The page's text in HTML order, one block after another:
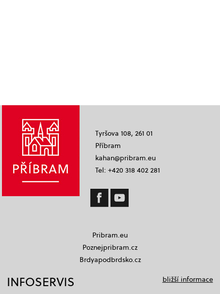
Tyršova 108, 261 01
Příbram
kahan@pribram.eu
Tel: +420 318 402 281
Pribram.eu
Poznejpribram.cz
Brdyapodbrdsko.cz
INFOSERVIS
bližší informace